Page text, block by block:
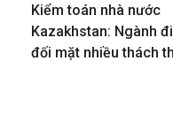
Kiểm toán nhà nước
Kazakhstan: Ngành
đối mặt nhiều thách